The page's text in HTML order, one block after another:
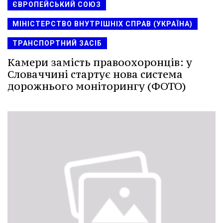
ЄВРОПЕЙСЬКИЙ СОЮЗ
МІНІСТЕРСТВО ВНУТРІШНІХ СПРАВ (УКРАЇНА)
ТРАНСПОРТНИЙ ЗАСІБ
Камери замість правоохоронців: у
Словаччині стартує нова система
дорожнього моніторингу (ФОТО)